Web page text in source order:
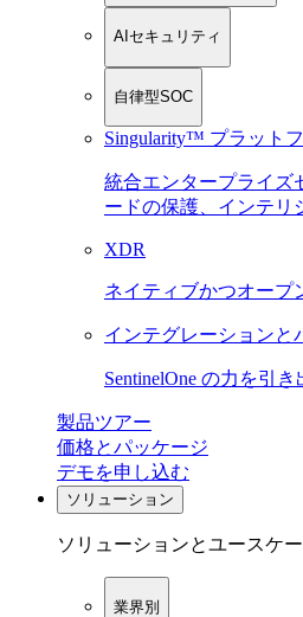
AIセキュリティ
自律型SOC
Singularity™ プラット
統合エンタープライズ
ードの保護、インテリ
XDR
ネイティブかつオープ
インテグレーションと
SentinelOne の力を引
製品ツアー
価格とパッケージ
デモを申し込む
ソリューション
ソリューションとユースケ
業界別